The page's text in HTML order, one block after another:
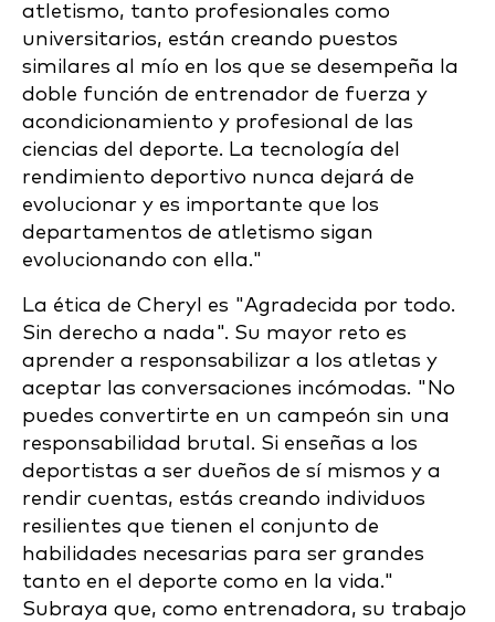
atletismo, tanto profesionales como
universitarios, están creando puestos
similares al mío en los que se desempeña la
doble función de entrenador de fuerza y
acondicionamiento y profesional de las
ciencias del deporte. La tecnología del
rendimiento deportivo nunca dejará de
evolucionar y es importante que los
departamentos de atletismo sigan
evolucionando con ella."
La ética de Cheryl es "Agradecida por todo.
Sin derecho a nada". Su mayor reto es
aprender a responsabilizar a los atletas y
aceptar las conversaciones incómodas. "No
puedes convertirte en un campeón sin una
responsabilidad brutal. Si enseñas a los
deportistas a ser dueños de sí mismos y a
rendir cuentas, estás creando individuos
resilientes que tienen el conjunto de
habilidades necesarias para ser grandes
tanto en el deporte como en la vida."
Subraya que, como entrenadora, su trabajo